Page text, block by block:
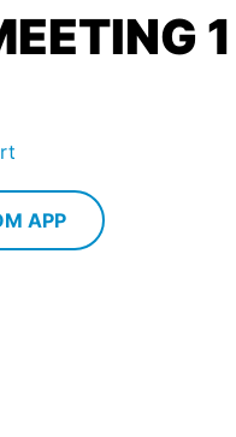
1
APP